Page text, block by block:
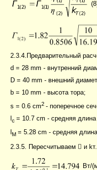
2.3.4.Предварительный
d = 28 mm - внутренний
D = 40 mm - внешний
b = 10 mm - высота тора;
s = 0.6 cm2 - поперечное
c = 10.7 cm - средняя
М = 5.28 cm - средняя
2.3.5. Пересчитываем  и kт.
Вт/